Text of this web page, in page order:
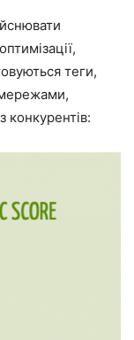
теги,
мережами,
конкурентів: